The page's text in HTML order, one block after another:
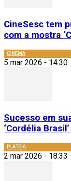
CineSesc tem
com a mostra
CINEMA
5 mar 2026 - 14:30
Sucesso em
‘Cordélia
PLATEIA
2 mar 2026 - 18:33